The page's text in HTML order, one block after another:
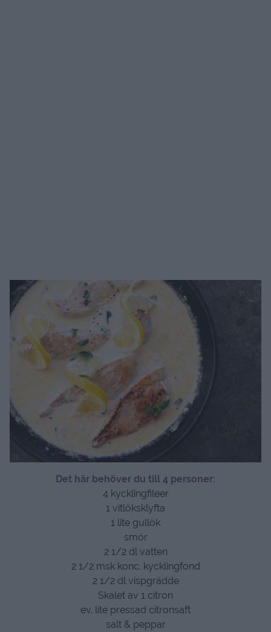
Det här behöver du till 4 personer:
4 kycklingfileer
1 vitlöksklyfta
1 lite gullök
smör
2 1/2 dl vatten
2 1/2 msk konc. kycklingfond
2 1/2 dl vispgrädde
Skalet av 1 citron
ev. lite pressad citronsaft
salt & peppar